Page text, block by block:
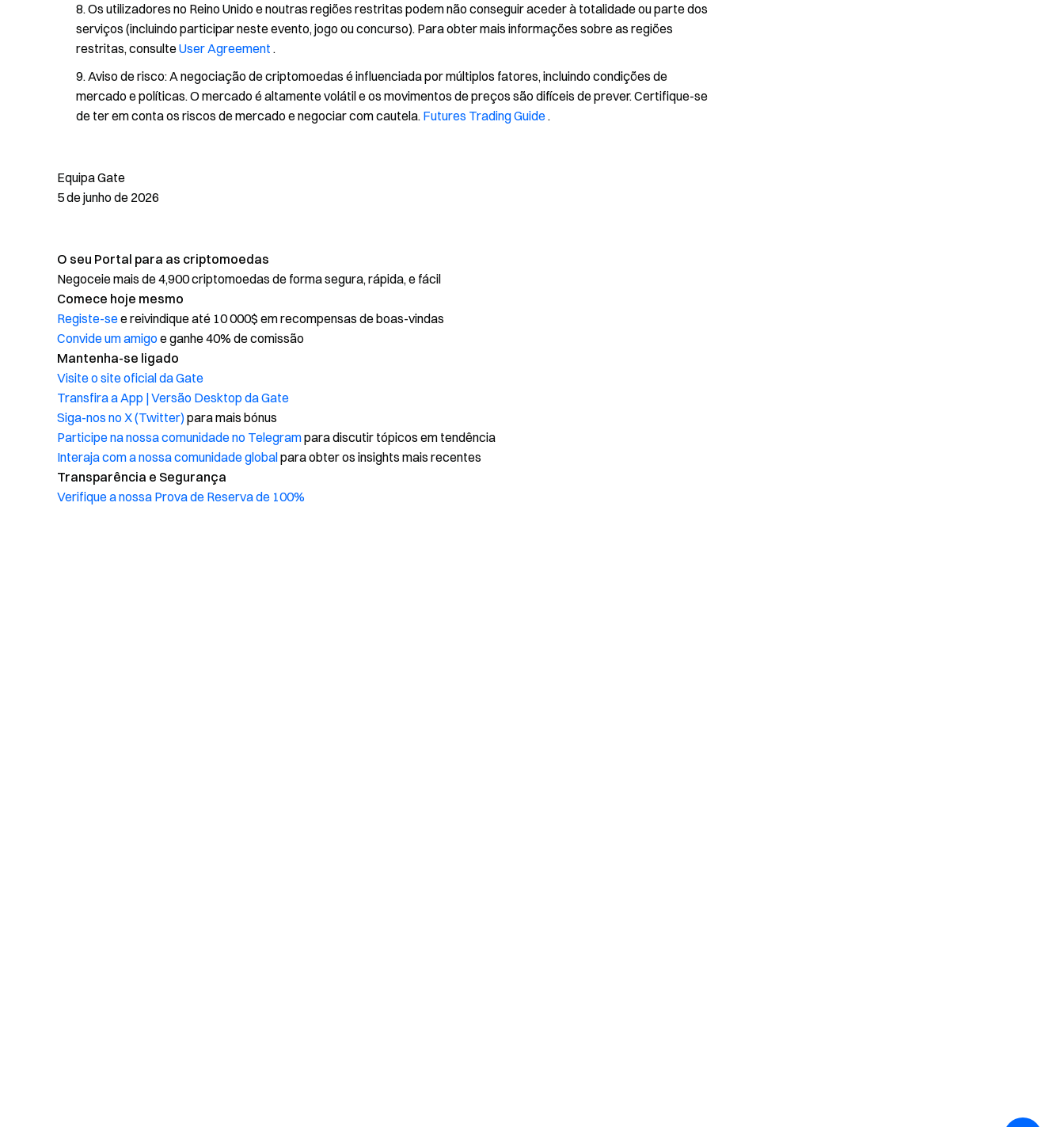
Os utilizadores no Reino Unido e noutras regiões restritas podem não conseguir aceder à totalidade ou parte dos
serviços (incluindo participar neste evento, jogo ou concurso). Para obter mais informações sobre as regiões
restritas, consulteUser Agreement .
Aviso de risco: A negociação de criptomoedas é influenciada por múltiplos fatores, incluindo condições de
mercado e políticas. O mercado é altamente volátil e os movimentos de preços são difíceis de prever. Certifique-se
de ter em conta os riscos de mercado e negociar com cautela. Futures Trading Guide.
Equipa Gate
5 de junho de 2026
O seu Portal para as criptomoedas
Negoceie mais de 4,900 criptomoedas de forma segura, rápida, e fácil
Comece hoje mesmo
Registe-see reivindique até 10 000$ em recompensas de boas-vindas
Convide um amigo e ganhe 40% de comissão
Mantenha-se ligado
Visite o site oficial da Gate
Transfira a App | Versão Desktop da Gate
Siga-nos no X (Twitter)para mais bónus
Participe na nossa comunidade no Telegrampara discutir tópicos em tendência
Interaja com a nossa comunidade globalpara obter os insights mais recentes
Transparência e Segurança
Verifique a nossa Prova de Reserva de 100%